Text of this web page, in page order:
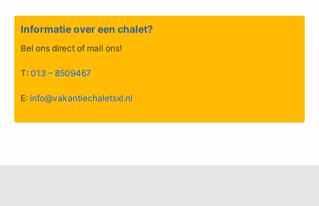
Informatie over een chalet?
Bel ons direct of mail ons!
T: 013 – 8509467
E: info@vakantiechaletsxl.nl